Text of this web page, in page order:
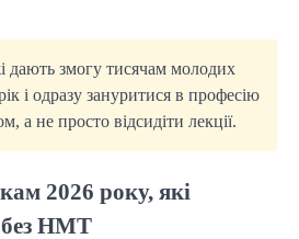
дають змогу тисячам молодих
і одразу зануритися в професію
а не просто відсидіти лекції.
2026 року, які
НМТ